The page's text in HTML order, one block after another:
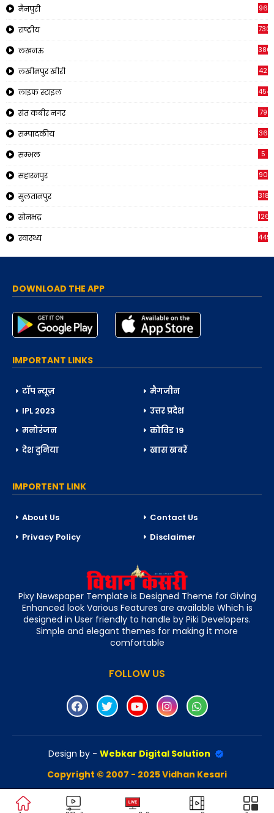
मैनपुरी 96
राष्ट्रीय
लखनऊ
लखीमपुर खीरी 42
लाइफ स्टाइल 454
संत कबीर नगर 79
सम्पादकीय 36
सम्भल 5
सहारनपुर 90
सुलतानपुर 318
सोनभद्र 1266
स्वास्थ्य 449
DOWNLOAD THE APP
IMPORTANT LINKS
टॉप न्यूज़
मैगजीन
IPL 2023
उत्तर प्रदेश
मनोरंजन
कोविड 19
देश दुनिया
खास खबरें
IMPORTENT LINK
About Us
Contact Us
Privacy Policy
Disclaimer
Pixy Newspaper Template is Designed Theme for Giving
Enhanced look Various Features are available Which is
designed in User friendly to handle by Piki Developers.
Simple and elegant themes for making it more
comfortable
FOLLOW US
Design by - Webkar Digital Solution
Copyright © 2007 - 2025 Vidhan Kesari